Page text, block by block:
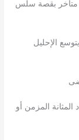
متأخر بقصة سلس
الإحليل
المزمن أو